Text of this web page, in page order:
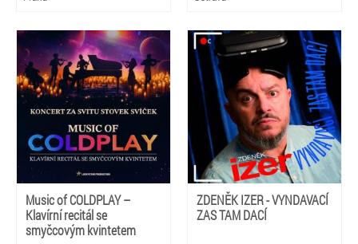
Music of COLDPLAY –
Klavírní recitál se
smyčcovým kvintetem
ZDENĚK IZER - VYNDAVACÍ
ZAS TAM DACÍ